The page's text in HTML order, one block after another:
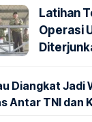
Latihan
Operasi
Diangkat Jadi
Antar TNI dan